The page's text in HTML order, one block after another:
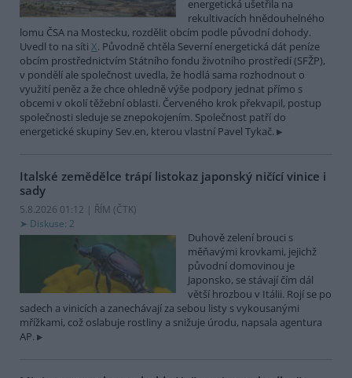
energetická ušetřila na
rekultivacích hnědouhelného
lomu ČSA na Mostecku, rozdělit obcím podle původní dohody.
Uvedl to na síti X. Původně chtěla Severní energetická dát peníze
obcím prostřednictvím Státního fondu životního prostředí (SFŽP),
v pondělí ale společnost uvedla, že hodlá sama rozhodnout o
využití peněz a že chce ohledně výše podpory jednat přímo s
obcemi v okolí těžební oblasti. Červeného krok překvapil, postup
společnosti sleduje se znepokojením. Společnost patří do
energetické skupiny Sev.en, kterou vlastní Pavel Tykač.
Italské zemědělce trápí listokaz japonský ničící vinice i
sady
5.8.2026 01:12 | ŘÍM (ČTK)
Diskuse: 2
Duhově zelení brouci s
měňavými krovkami, jejichž
původní domovinou je
Japonsko, se stávají čím dál
větší hrozbou v Itálii. Rojí se po
sadech a vinicích a zanechávají za sebou listy s vykousanými
mřížkami, což oslabuje rostliny a snižuje úrodu, napsala agentura
AP.